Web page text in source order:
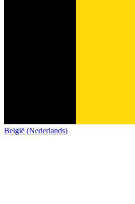
België (Nederlands)